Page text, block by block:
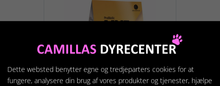
Dette websted benytter egne og tredjeparters cookies for at
fungere, analysere din brug af vores produkter og tjenester, hjælpe